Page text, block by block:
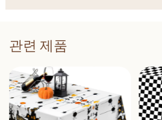
관련 제품